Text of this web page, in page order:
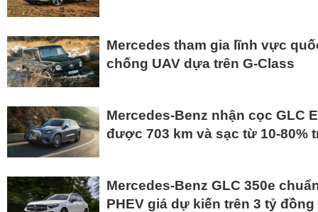
Mercedes tham gia lĩnh vực
chống UAV dựa trên G-Class
Mercedes-Benz nhận cọc GLC
được 703 km và sạc từ 10-80%
Mercedes-Benz GLC 350e
PHEV giá dự kiến trên 3 tỷ đồng